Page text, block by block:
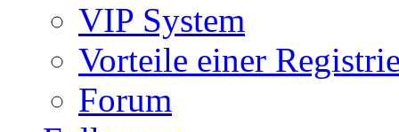
VIP System
Vorteile einer
Forum